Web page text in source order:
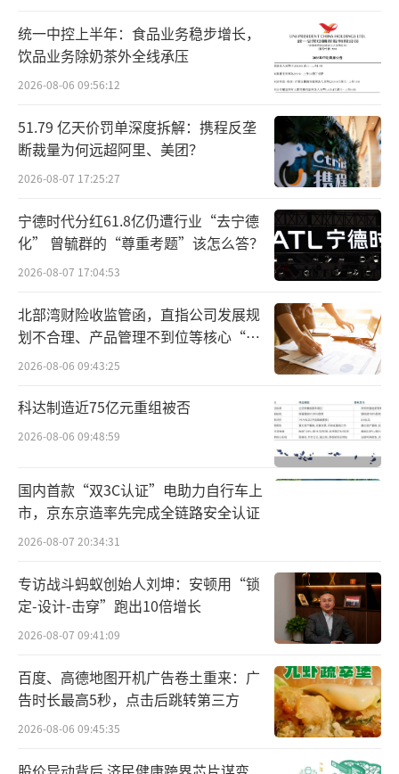
统一中控上半年：食品业务稳步增长，
饮品业务除奶茶外全线承压
2026-08-06 09:56:12
51.79 亿天价罚单深度拆解：携程反垄
断裁量为何远超阿里、美团？
2026-08-07 17:25:27
宁德时代分红61.8亿仍遭行业“去宁德
化” 曾毓群的“尊重考题”该怎么答？
2026-08-07 17:04:53
北部湾财险收监管函，直指公司发展规
划不合理、产品管理不到位等核心“痛
点”
2026-08-06 09:43:25
科达制造近75亿元重组被否
2026-08-06 09:48:59
国内首款“双3C认证”电助力自行车上
市，京东京造率先完成全链路安全认证
2026-08-07 20:34:31
专访战斗蚂蚁创始人刘坤：安顿用“锁
定-设计-击穿”跑出10倍增长
2026-08-07 09:41:09
百度、高德地图开机广告卷土重来：广
告时长最高5秒，点击后跳转第三方
2026-08-06 09:45:35